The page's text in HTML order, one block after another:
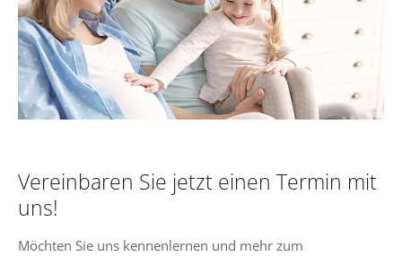
Vereinbaren Sie jetzt einen Termin mit
uns!
Möchten Sie uns kennenlernen und mehr zum